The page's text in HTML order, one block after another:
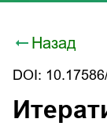
Назад
DOI: